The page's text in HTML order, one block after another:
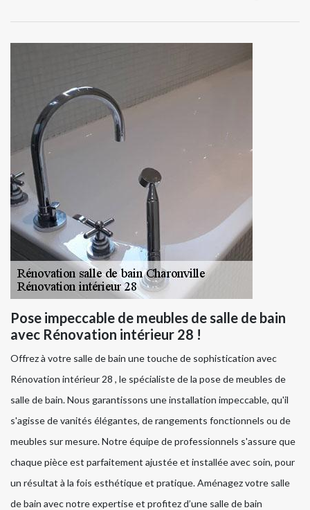
Pose impeccable de meubles de salle de bain
avec Rénovation intérieur 28 !
Offrez à votre salle de bain une touche de sophistication avec
Rénovation intérieur 28 , le spécialiste de la pose de meubles de
salle de bain. Nous garantissons une installation impeccable, qu'il
s'agisse de vanités élégantes, de rangements fonctionnels ou de
meubles sur mesure. Notre équipe de professionnels s'assure que
chaque pièce est parfaitement ajustée et installée avec soin, pour
un résultat à la fois esthétique et pratique. Aménagez votre salle
de bain avec notre expertise et profitez d’une salle de bain